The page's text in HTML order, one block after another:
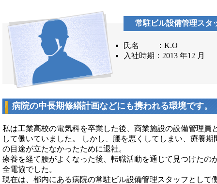
常駐ビル設備管理スタ
氏名 ：K.O
入社時期：2013 年12 月
病院の中長期修繕計画などにも携われる環境です。
私は工業高校の電気科を卒業した後、商業施設の設備管理員
して働いていました。 しかし、腰を悪くしてしまい、療養期
の目途が立たなかったために退社。
療養を経て腰がよくなった後、転職活動を通じて見つけたの
全電協でした。
現在は、都内にある病院の常駐ビル設備管理スタッフとして